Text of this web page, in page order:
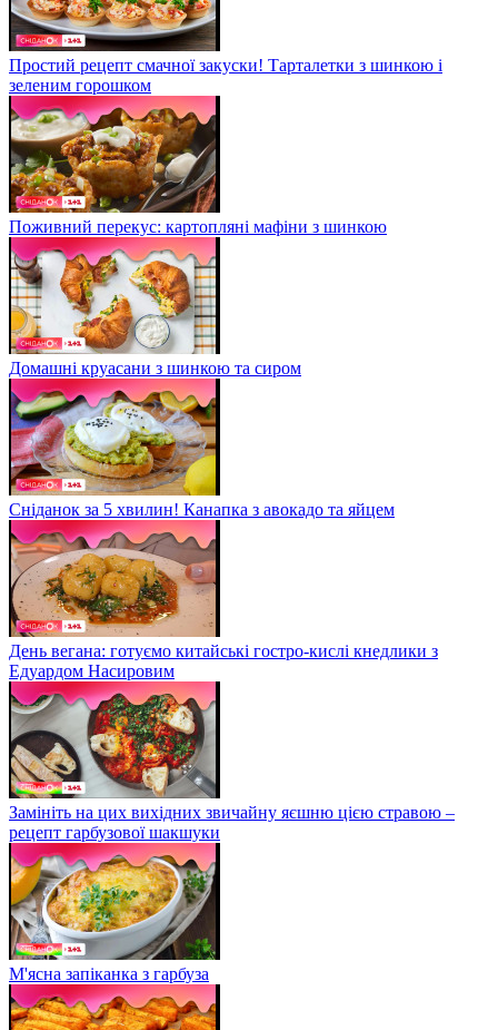
Простий рецепт смачної закуски! Тарталетки з шинкою і
зеленим горошком
Поживний перекус: картопляні мафіни з шинкою
Домашні круасани з шинкою та сиром
Сніданок за 5 хвилин! Канапка з авокадо та яйцем
День вегана: готуємо китайські гостро-кислі кнедлики з
Едуардом Насировим
Замініть на цих вихідних звичайну яєшню цією стравою –
рецепт гарбузової шакшуки
М'ясна запіканка з гарбуза